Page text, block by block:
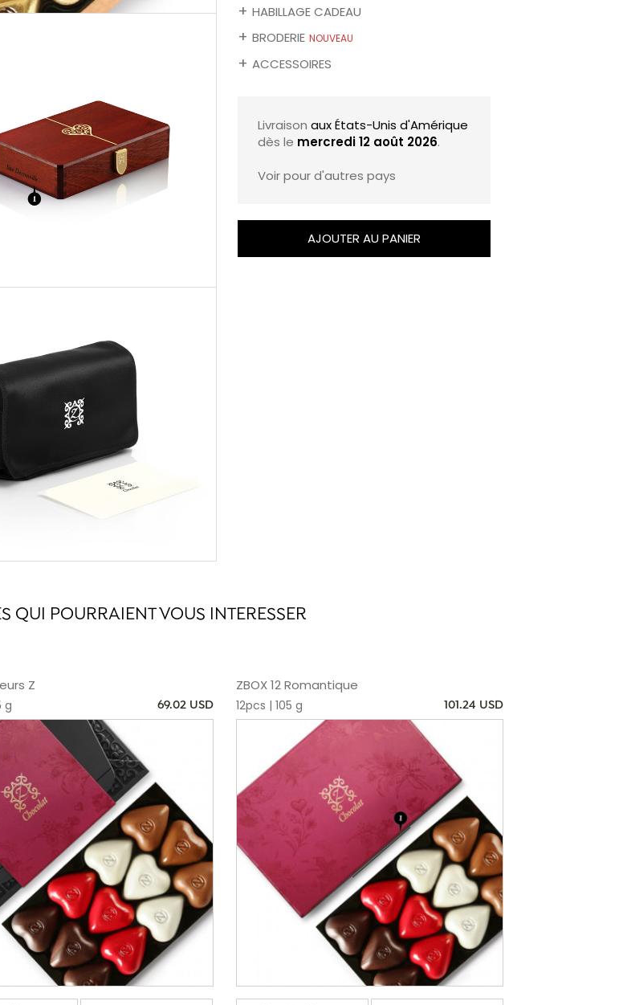
HABILLAGE CADEAU
BRODERIE NOUVEAU
ACCESSOIRES
Livraison aux États-Unis d'Amérique
dès le mercredi 12 août 2026.
Voir pour d'autres pays
AJOUTER AU PANIER
QUI POURRAIENT VOUS INTERESSER
Z
g 69.02 USD
ZBOX 12 Romantique
12pcs | 105 g 101.24 USD